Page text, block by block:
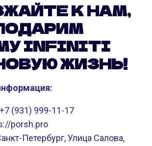
К НАМ,
INFINITI
ЖИЗНЬ!
+7 (931) 999-11-17
porsh.pro
Петербург, Улица Салова,